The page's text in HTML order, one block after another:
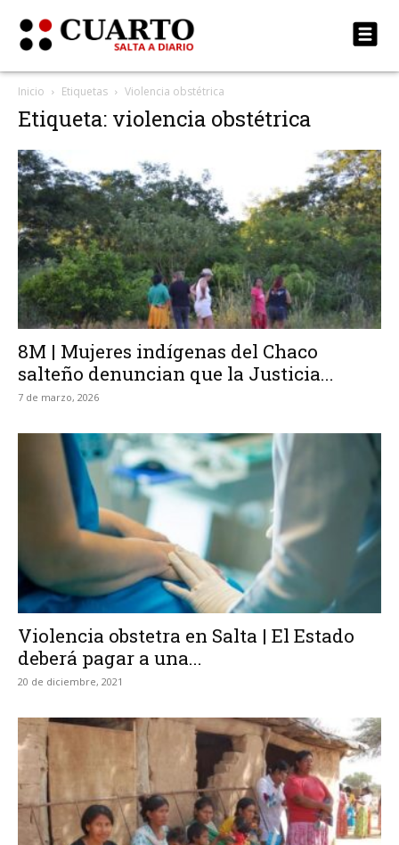
Inicio Etiquetas Violencia obstétrica
Etiqueta: violencia obstétrica
8M | Mujeres indígenas del Chaco
salteño denuncian que la Justicia...
7 de marzo, 2026
Violencia obstetra en Salta | El Estado
deberá pagar a una...
20 de diciembre, 2021